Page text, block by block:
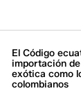
El Código
importación
exótica como
colombianos